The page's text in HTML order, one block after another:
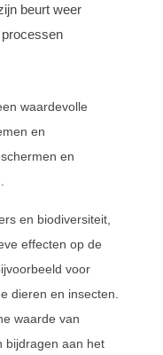
beurt weer
waardevolle
en
en
en biodiversiteit,
effecten op de
voor
dieren en insecten.
waarde van
bijdragen aan het